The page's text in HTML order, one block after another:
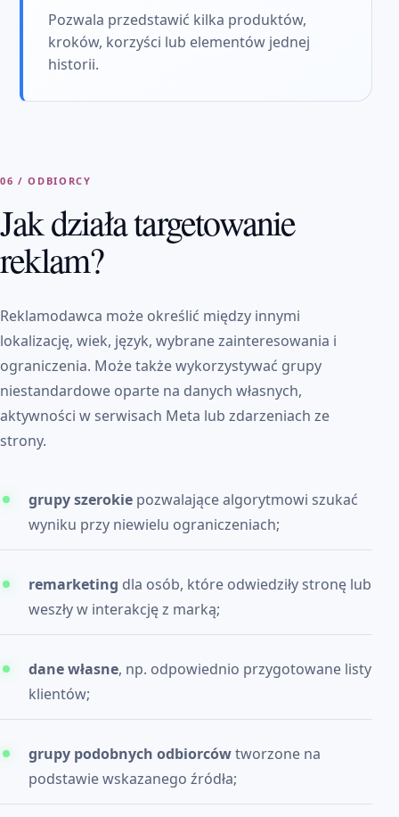
Pozwala przedstawić kilka produktów,
kroków, korzyści lub elementów jednej
historii.
06 / ODBIORCY
Jak działa targetowanie
reklam?
Reklamodawca może określić między innymi
lokalizację, wiek, język, wybrane zainteresowania i
ograniczenia. Może także wykorzystywać grupy
niestandardowe oparte na danych własnych,
aktywności w serwisach Meta lub zdarzeniach ze
strony.
grupy szerokie pozwalające algorytmowi szukać
wyniku przy niewielu ograniczeniach;
remarketing dla osób, które odwiedziły stronę lub
weszły w interakcję z marką;
dane własne, np. odpowiednio przygotowane listy
klientów;
grupy podobnych odbiorcówtworzone na
podstawie wskazanego źródła;